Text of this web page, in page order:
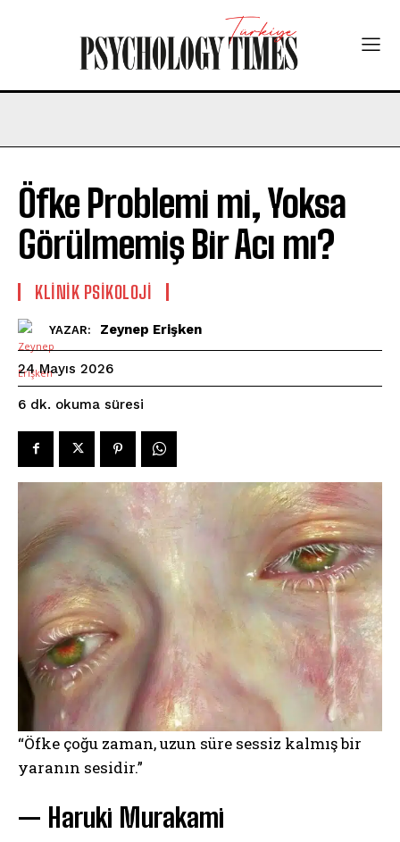
Öfke Problemi mi, Yoksa
Görülmemiş Bir Acı mı?
KLINIK PSIKOLOJI
YAZAR: Zeynep Erişken
24 Mayıs 2026
6 dk. okuma süresi
“Öfke çoğu zaman, uzun süre sessiz kalmış bir
yaranın sesidir.”
— Haruki Murakami